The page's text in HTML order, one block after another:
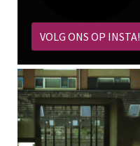
VOLG ONS OP INSTA!